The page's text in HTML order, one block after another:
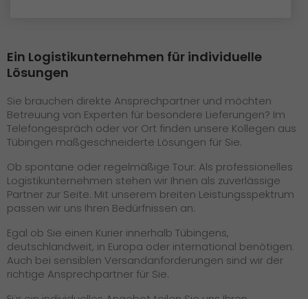
Ein Logistikunternehmen für individuelle
Lösungen
Sie brauchen direkte Ansprechpartner und möchten
Betreuung von Experten für besondere Lieferungen? Im
Telefongespräch oder vor Ort finden unsere Kollegen aus
Tübingen maßgeschneiderte Lösungen für Sie.
Ob spontane oder regelmäßige Tour: Als professionelles
Logistikunternehmen stehen wir Ihnen als zuverlässige
Partner zur Seite. Mit unserem breiten Leistungsspektrum
passen wir uns Ihren Bedürfnissen an.
Egal ob Sie einen Kurier innerhalb Tübingens,
deutschlandweit, in Europa oder international benötigen:
Auch bei sensiblen Versandanforderungen sind wir der
richtige Ansprechpartner für Sie.